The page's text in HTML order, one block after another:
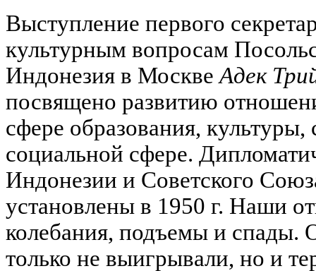
Выступление первого
культурным вопросам
Индонезия в МосквеАдек
посвящено развитию
сфере образования, культуры,
социальной сфере.
Индонезии и Советского
установлены в 1950 г. Наши
колебания, подъемы и спады.
только не выигрывали, но и